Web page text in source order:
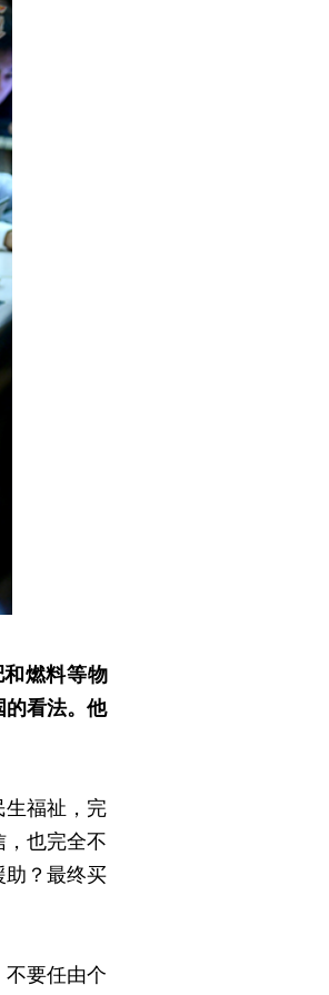
燃料等物
的看法。他
福祉，完
也完全不
？最终买
要任由个